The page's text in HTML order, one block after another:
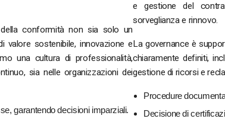
conformità non sia solo un
valore sostenibile, innovazione e
una cultura di professionalità,
sia nelle organizzazioni dei
garantendo decisioni imparziali.
e gestione del
sorveglianza e rinnovo.
La governance è
chiaramente definiti,
gestione di ricorsi e
Procedure
Decisione di